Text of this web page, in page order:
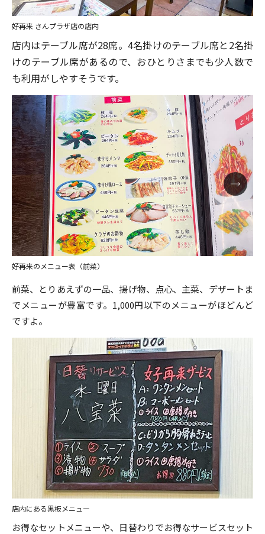
好再来 さんプラザ店の店内
店内はテーブル席が28席。4名掛けのテーブル席と2名掛
けのテーブル席があるので、おひとりさまでも少人数で
も利用がしやすそうです。
好再来のメニュー表（前菜）
前菜、とりあえずの一品、揚げ物、点心、主菜、デザートま
でメニューが豊富です。1,000円以下のメニューがほどんど
ですよ。
店内にある黒板メニュー
お得なセットメニューや、日替わりでお得なサービスセット